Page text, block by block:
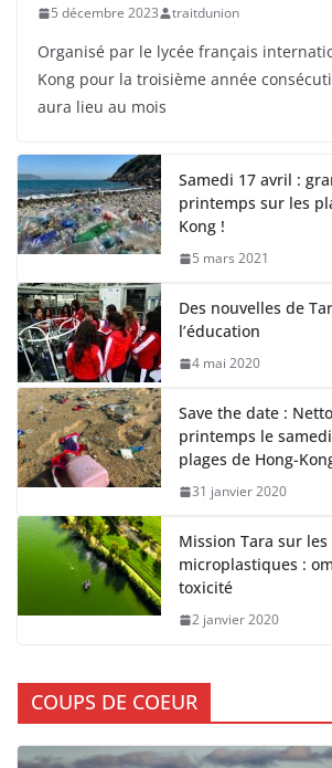
5 décembre 2023 traitdunion
Organisé par le lycée français
Kong pour la troisième année
aura lieu au mois
Samedi 17 avril :
printemps sur les
Kong !
5 mars 2021
Des nouvelles de
l’éducation
4 mai 2020
Save the date :
printemps le
plages de Hong-
31 janvier 2020
Mission Tara sur les
microplastiques :
toxicité
2 janvier 2020
COUPS DE COEUR